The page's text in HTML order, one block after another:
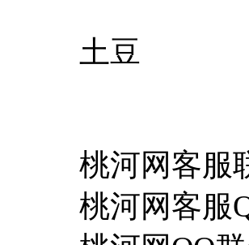
土豆
桃河网客服
桃河网客服